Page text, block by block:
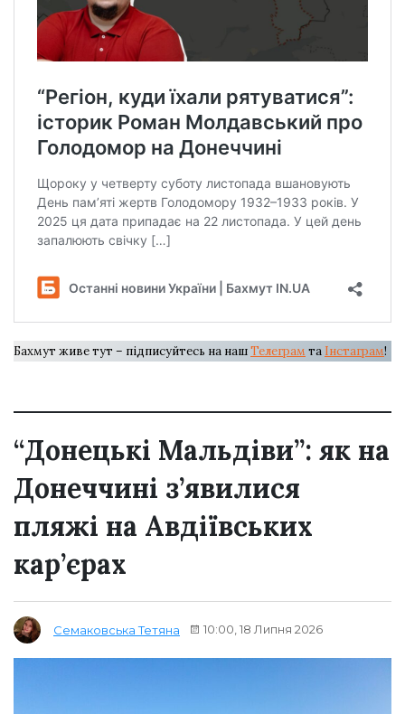
Бахмут живе тут – підписуйтесь на нашТелеграм та Інстаграм!
“Донецькі Мальдіви”: як на
Донеччині з’явилися
пляжі на Авдіївських
кар’єрах
Семаковська Тетяна 10:00, 18 Липня 2026